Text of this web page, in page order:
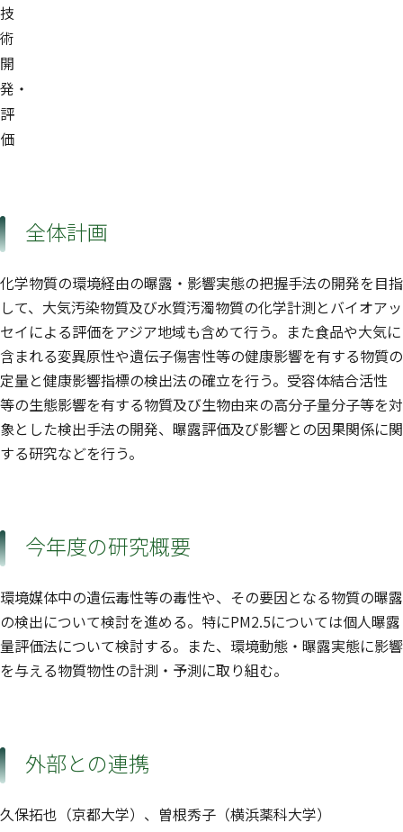
技
術
開
発・
評
価
全体計画
化学物質の環境経由の曝露・影響実態の把握手法の開発を目指
して、大気汚染物質及び水質汚濁物質の化学計測とバイオアッ
セイによる評価をアジア地域も含めて行う。また食品や大気に
含まれる変異原性や遺伝子傷害性等の健康影響を有する物質の
定量と健康影響指標の検出法の確立を行う。受容体結合活性
等の生態影響を有する物質及び生物由来の高分子量分子等を対
象とした検出手法の開発、曝露評価及び影響との因果関係に関
する研究などを行う。
今年度の研究概要
環境媒体中の遺伝毒性等の毒性や、その要因となる物質の曝露
の検出について検討を進める。特にPM2.5については個人曝露
量評価法について検討する。また、環境動態・曝露実態に影響
を与える物質物性の計測・予測に取り組む。
外部との連携
久保拓也（京都大学）、曽根秀子（横浜薬科大学）